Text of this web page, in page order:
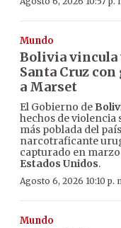
Mundo
Bolivia vincula
Santa Cruz
a Marset
El Gobierno de
hechos de violencia
más poblada del
narcotraficante
capturado en
Estados Unidos.
Agosto 6, 2026 10:10 p.
Mundo